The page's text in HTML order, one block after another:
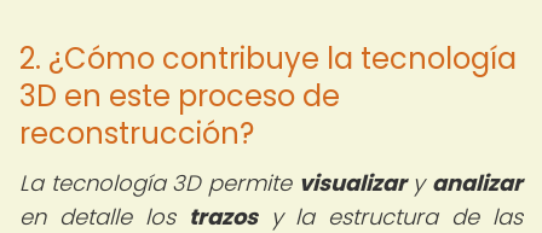
2. ¿Cómo contribuye la tecnología
3D en este proceso de
reconstrucción?
La tecnología 3D permite visualizary analizar
en detalle los trazosy la estructura de las